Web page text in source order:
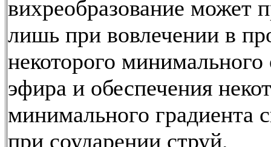
вихреобразование может
лишь при вовлечении в
некоторого минимального
эфира и обеспечения
минимального градиента
при соударении струй.